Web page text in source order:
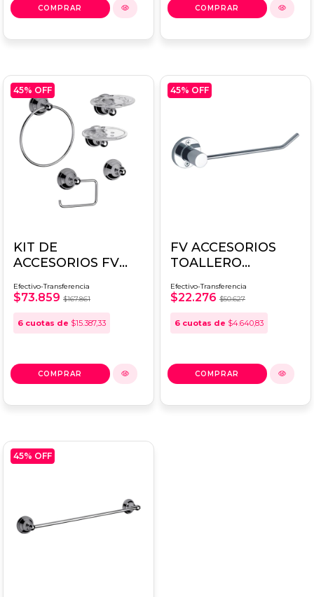
45% OFF
KIT DE
ACCESORIOS FV
0179.05/B2
Efectivo-Transferencia
$73.859 $167.861
6 cuotas de $15.387,33
45% OFF
FV ACCESORIOS
TOALLERO
Efectivo-Transferencia
$22.276 $50.627
6 cuotas de $4.640,83
45% OFF